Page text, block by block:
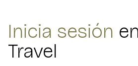
Inicia sesión
Travel